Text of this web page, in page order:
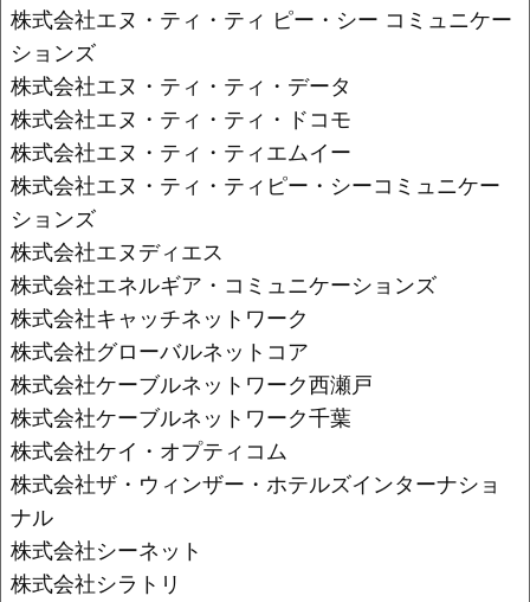
株式会社エヌ・ティ・ティ ピー・シー コミュニケー
ションズ
株式会社エヌ・ティ・ティ・データ
株式会社エヌ・ティ・ティ・ドコモ
株式会社エヌ・ティ・ティエムイー
株式会社エヌ・ティ・ティピー・シーコミュニケー
ションズ
株式会社エヌディエス
株式会社エネルギア・コミュニケーションズ
株式会社キャッチネットワーク
株式会社グローバルネットコア
株式会社ケーブルネットワーク西瀬戸
株式会社ケーブルネットワーク千葉
株式会社ケイ・オプティコム
株式会社ザ・ウィンザー・ホテルズインターナショ
ナル
株式会社シーネット
株式会社シラトリ